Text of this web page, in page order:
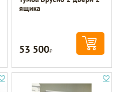
ящика
53 500Р